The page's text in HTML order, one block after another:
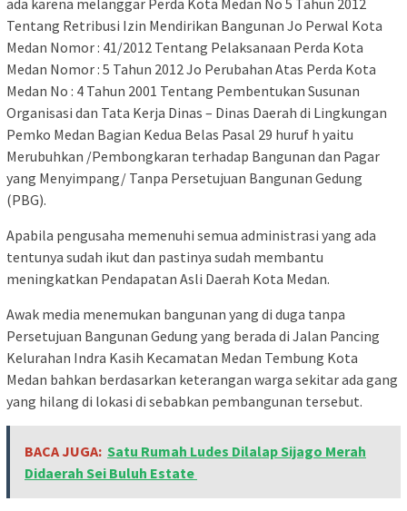
Tentang Retribusi Izin Mendirikan Bangunan Jo Perwal Kota
Medan Nomor : 41/2012 Tentang Pelaksanaan Perda Kota
Medan Nomor : 5 Tahun 2012 Jo Perubahan Atas Perda Kota
Medan No : 4 Tahun 2001 Tentang Pembentukan Susunan
Organisasi dan Tata Kerja Dinas – Dinas Daerah di Lingkungan
Pemko Medan Bagian Kedua Belas Pasal 29 huruf h yaitu
Merubuhkan /Pembongkaran terhadap Bangunan dan Pagar
yang Menyimpang/ Tanpa Persetujuan Bangunan Gedung
(PBG).
Apabila pengusaha memenuhi semua administrasi yang ada
tentunya sudah ikut dan pastinya sudah membantu
meningkatkan Pendapatan Asli Daerah Kota Medan.
Awak media menemukan bangunan yang di duga tanpa
Persetujuan Bangunan Gedung yang berada di Jalan Pancing
Kelurahan Indra Kasih Kecamatan Medan Tembung Kota
Medan bahkan berdasarkan keterangan warga sekitar ada gang
yang hilang di lokasi di sebabkan pembangunan tersebut.
BACA JUGA: Satu Rumah Ludes Dilalap Sijago Merah
Didaerah Sei Buluh Estate